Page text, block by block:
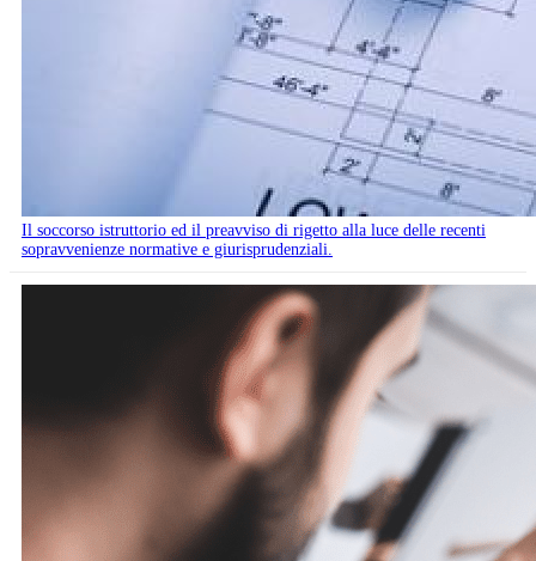
Il soccorso istruttorio ed il preavviso di rigetto alla luce delle recenti
sopravvenienze normative e giurisprudenziali.